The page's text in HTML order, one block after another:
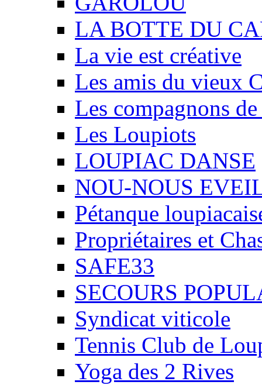
LA BOTTE DU
La vie est créative
Les amis du vieux
Les compagnons
Les Loupiots
LOUPIAC DANSE
NOU-NOUS
Pétanque
Propriétaires et
SAFE33
SECOURS
Syndicat viticole
Tennis Club de
Yoga des 2 Rives